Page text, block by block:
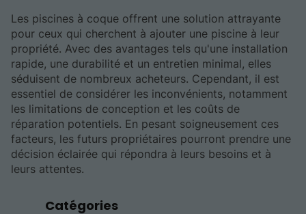
Catégories
Les piscines à coque offrent une solution attrayante
pour ceux qui cherchent à ajouter une piscine à leur
propriété. Avec des avantages tels qu'une installation
rapide, une durabilité et un entretien minimal, elles
séduisent de nombreux acheteurs. Cependant, il est
essentiel de considérer les inconvénients, notamment
les limitations de conception et les coûts de
réparation potentiels. En pesant soigneusement ces
facteurs, les futurs propriétaires pourront prendre une
décision éclairée qui répondra à leurs besoins et à
leurs attentes.